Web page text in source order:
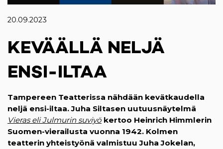
20.09.2023
KEVÄÄLLÄ NELJÄ
ENSI-ILTAA
Tampereen Teatterissa nähdään kevätkaudella
neljä ensi-iltaa. Juha Siltasen uutuusnäytelmä
Vieras eli Julmurin suviyö kertoo Heinrich Himmlerin
Suomen-vierailusta vuonna 1942. Kolmen
teatterin yhteistyönä valmistuu Juha Jokelan,